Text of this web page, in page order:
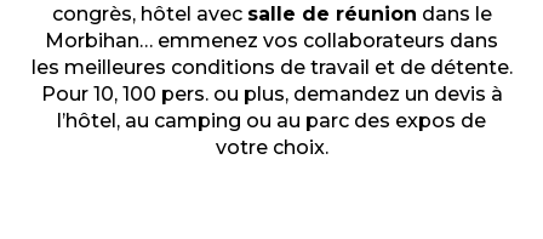
congrès, hôtel avec salle de réunion dans le
Morbihan… emmenez vos collaborateurs dans
les meilleures conditions de travail et de détente.
Pour 10, 100 pers. ou plus, demandez un devis à
l’hôtel, au camping ou au parc des expos de
votre choix.